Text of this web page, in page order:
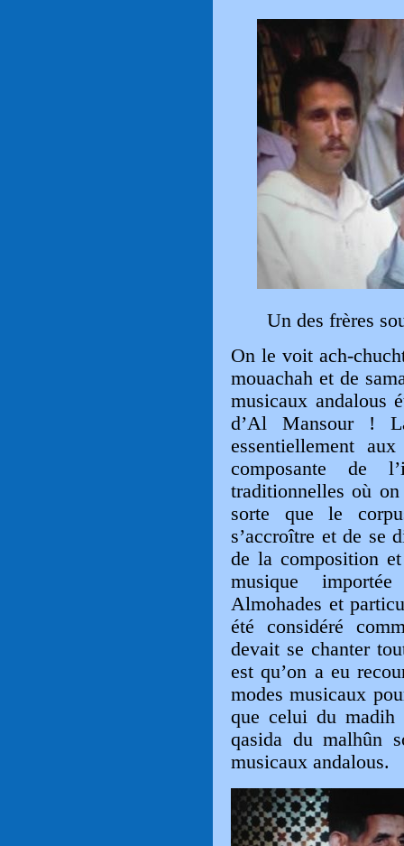
Un des frères
On le voit ach-
mouachah et de
musicaux andalous
d’Al Mansour !
essentiellement
composante de
traditionnelles où
sorte que le
s’accroître et de se
de la composition
musique
Almohades et
été considéré
devait se chanter
est qu’on a eu
modes musicaux
que celui du madih
qasida du malhûn
musicaux andalous.